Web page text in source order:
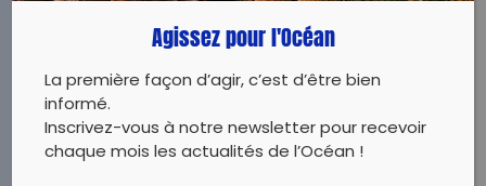
Agissez pour l'Océan
La première façon d’agir, c’est d’être bien
informé.
Inscrivez-vous à notre newsletter pour recevoir
chaque mois les actualités de l’Océan !